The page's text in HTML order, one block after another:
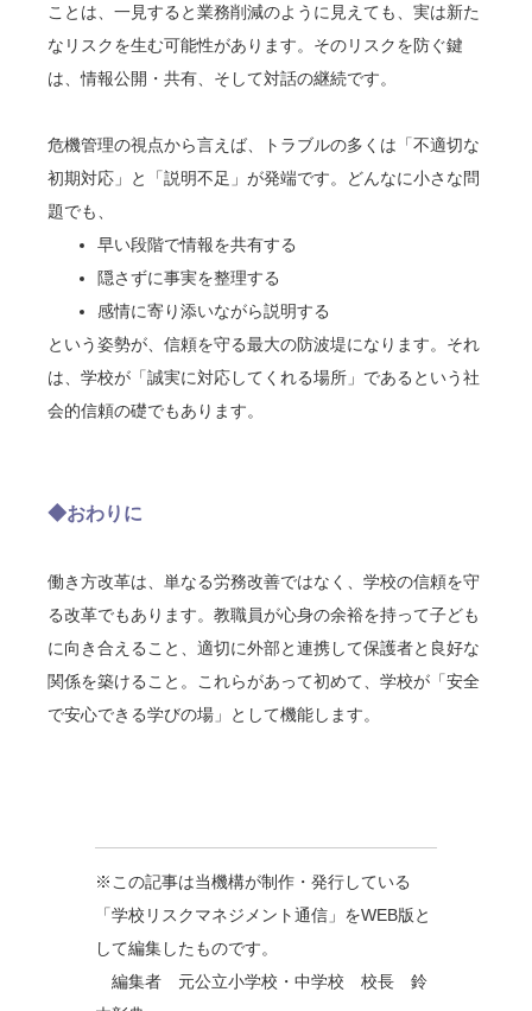
ことは、一見すると業務削減のように見えても、実は新た
なリスクを生む可能性があります。そのリスクを防ぐ鍵
は、情報公開・共有、そして対話の継続です。
危機管理の視点から言えば、トラブルの多くは「不適切な
初期対応」と「説明不足」が発端です。どんなに小さな問
題でも、
早い段階で情報を共有する
隠さずに事実を整理する
感情に寄り添いながら説明する
という姿勢が、信頼を守る最大の防波堤になります。それ
は、学校が「誠実に対応してくれる場所」であるという社
会的信頼の礎でもあります。
◆おわりに
働き方改革は、単なる労務改善ではなく、学校の信頼を守
る改革でもあります。教職員が心身の余裕を持って子ども
に向き合えること、適切に外部と連携して保護者と良好な
関係を築けること。これらがあって初めて、学校が「安全
で安心できる学びの場」として機能します。
※この記事は当機構が制作・発行している
「学校リスクマネジメント通信」をWEB版と
して編集したものです。
編集者 元公立小学校・中学校 校長 鈴